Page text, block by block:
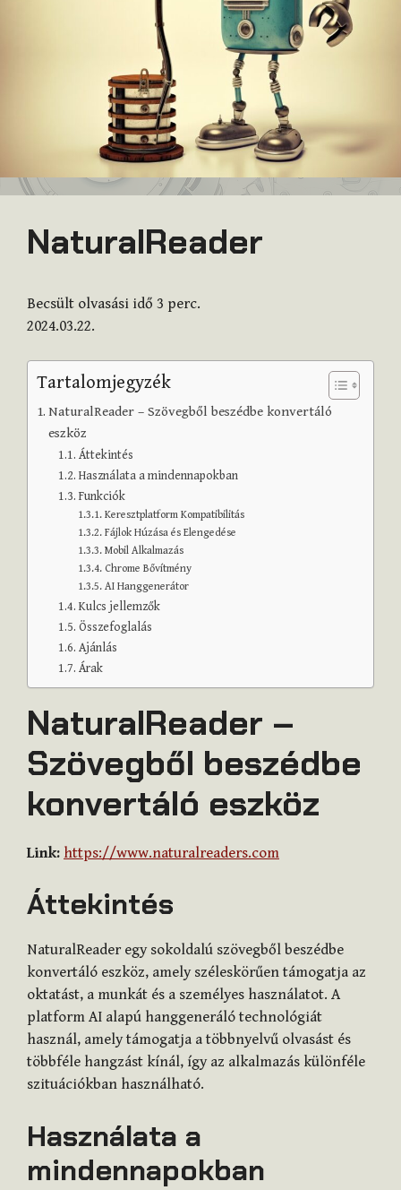
NaturalReader
Becsült olvasási idő 3 perc.
2024.03.22.
Tartalomjegyzék
NaturalReader – Szövegből beszédbe konvertáló
eszköz
Áttekintés
Használata a mindennapokban
Funkciók
Keresztplatform Kompatibilitás
Fájlok Húzása és Elengedése
Mobil Alkalmazás
Chrome Bővítmény
AI Hanggenerátor
Kulcs jellemzők
Összefoglalás
Ajánlás
Árak
NaturalReader –
Szövegből beszédbe
konvertáló eszköz
Link: https://www.naturalreaders.com
Áttekintés
NaturalReader egy sokoldalú szövegből beszédbe
konvertáló eszköz, amely széleskörűen támogatja az
oktatást, a munkát és a személyes használatot. A
platform AI alapú hanggeneráló technológiát
használ, amely támogatja a többnyelvű olvasást és
többféle hangzást kínál, így az alkalmazás különféle
szituációkban használható.
Használata a
mindennapokban